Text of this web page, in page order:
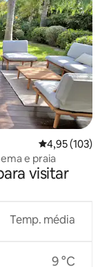
4,95 de uma
4,95 (103)
e praia
visitar
Temp. média
9 °C